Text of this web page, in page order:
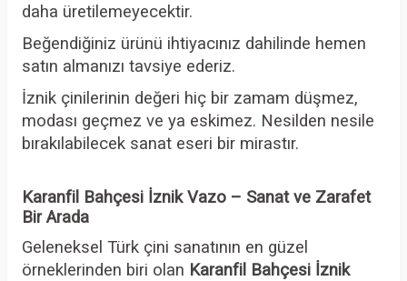
daha üretilemeyecektir.
Beğendiğiniz ürünü ihtiyacınız dahilinde hemen
satın almanızı tavsiye ederiz.
İznik çinilerinin değeri hiç bir zamam düşmez,
modası geçmez ve ya eskimez. Nesilden nesile
bırakılabilecek sanat eseri bir mirastır.
Karanfil Bahçesi İznik Vazo – Sanat ve Zarafet
Bir Arada
Geleneksel Türk çini sanatının en güzel
örneklerinden biri olan Karanfil Bahçesi İznik